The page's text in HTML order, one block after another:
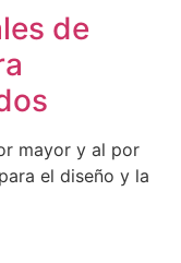
de
mayor y al por
el diseño y la